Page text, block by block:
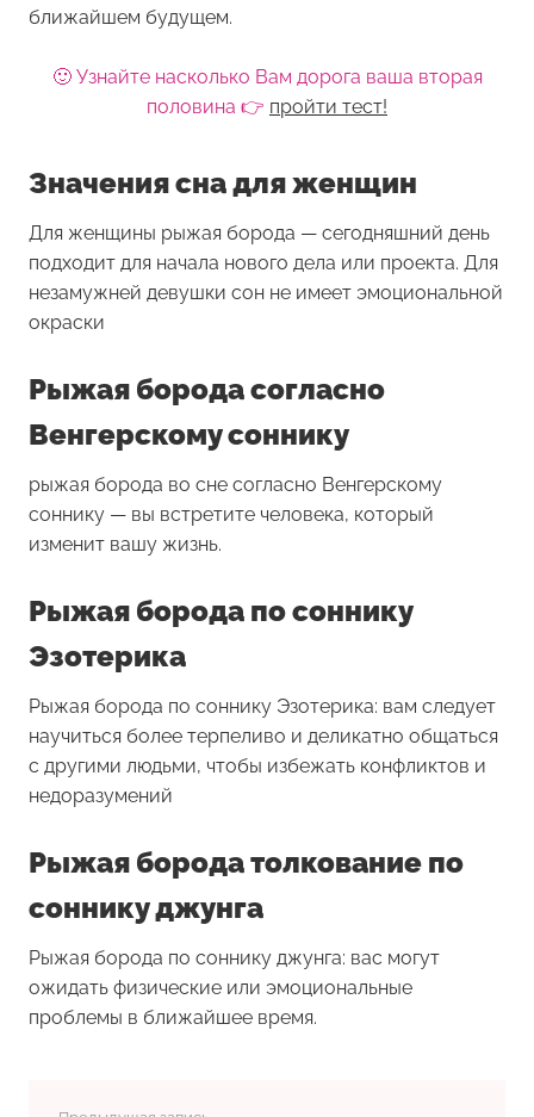
ближайшем будущем.
🙂 Узнайте насколько Вам дорога ваша вторая
половина 👉 пройти тест!
Значения сна для женщин
Для женщины рыжая борода — сегодняшний день
подходит для начала нового дела или проекта. Для
незамужней девушки сон не имеет эмоциональной
окраски
Рыжая борода согласно
Венгерскому соннику
рыжая борода во сне согласно Венгерскому
соннику — вы встретите человека, который
изменит вашу жизнь.
Рыжая борода по соннику
Эзотерика
Рыжая борода по соннику Эзотерика: вам следует
научиться более терпеливо и деликатно общаться
с другими людьми, чтобы избежать конфликтов и
недоразумений
Рыжая борода толкование по
соннику джунга
Рыжая борода по соннику джунга: вас могут
ожидать физические или эмоциональные
проблемы в ближайшее время.